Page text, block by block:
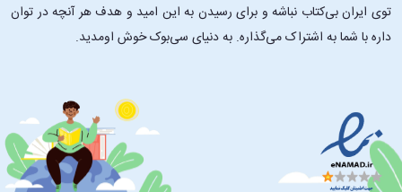
توی ایران بی‌کتاب نباشه و برای رسیدن به این امید و هدف هر آنچه در توان
داره با شما به اشتراک می‌گذاره. به دنیای سی‌بوک خوش اومدید.